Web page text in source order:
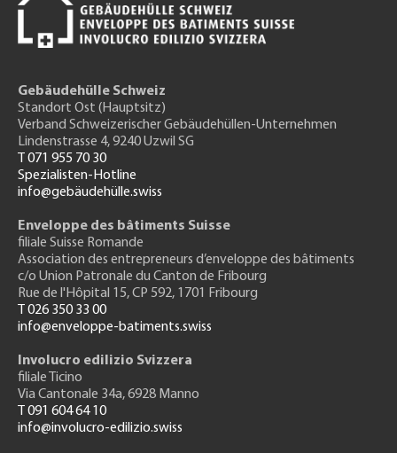
Gebäudehülle Schweiz
Standort Ost (Hauptsitz)
Verband Schweizerischer Gebäudehüllen-Unternehmen
Lindenstrasse 4, 9240 Uzwil SG
T 071 955 70 30
Spezialisten-Hotline
info@gebäudehülle.swiss
Enveloppe des bâtiments Suisse
filiale Suisse Romande
Association des entrepreneurs d’enveloppe des bâtiments
c/o Union Patronale du Canton de Fribourg
Rue de l'Hôpital 15, CP 592, 1701 Fribourg
T 026 350 33 00
info@enveloppe-batiments.swiss
Involucro edilizio Svizzera
filiale Ticino
Via Cantonale 34a, 6928 Manno
T 091 604 64 10
info@involucro-edilizio.swiss